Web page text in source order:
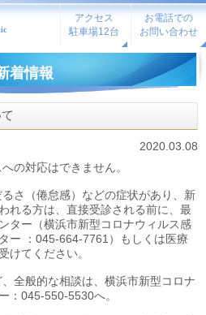
アクセス
駐車場12台
お電話での
お問い合わせ
着情報
2020.03.08
の対応はできません。
さ（倦怠感）などの症状があり、新
れる方は、直接受診される前に、最
ター（横浜市新型コロナウィルス感
ー ：045-664-7761）もしくは医療
けてください。
全般的な相談は、横浜市新型コロナ
：045-550-5530へ。